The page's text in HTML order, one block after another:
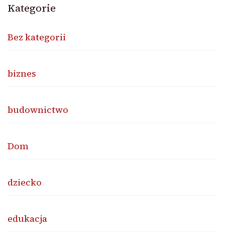
Kategorie
Bez kategorii
biznes
budownictwo
Dom
dziecko
edukacja